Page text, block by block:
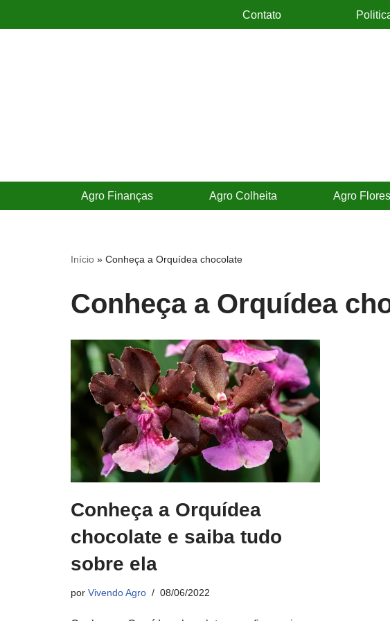
Contato
Agro Finanças Agro Colheita Agro
Início » Conheça a Orquídea chocolate
Conheça a Orquídea
Conheça a Orquídea
chocolate e saiba tudo
sobre ela
por Vivendo Agro 08/06/2022